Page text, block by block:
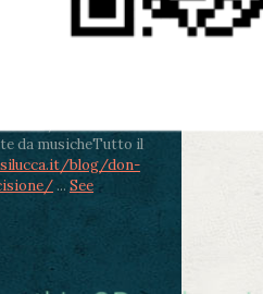
Lucca
ore 20.30 -
al Cippo di don
Memoria in alcuni
Ritrovo alle ore
conclusione al
Elisa). Durante le
da musicheTutto il
blog/don-
... See